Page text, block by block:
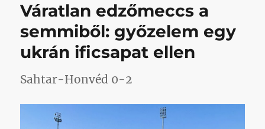
Váratlan edzőmeccs a
semmiből: győzelem egy
ukrán ificsapat ellen
Sahtar-Honvéd 0-2